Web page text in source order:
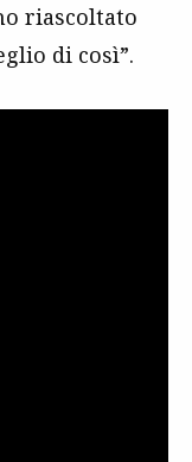
riascoltato
di così”.